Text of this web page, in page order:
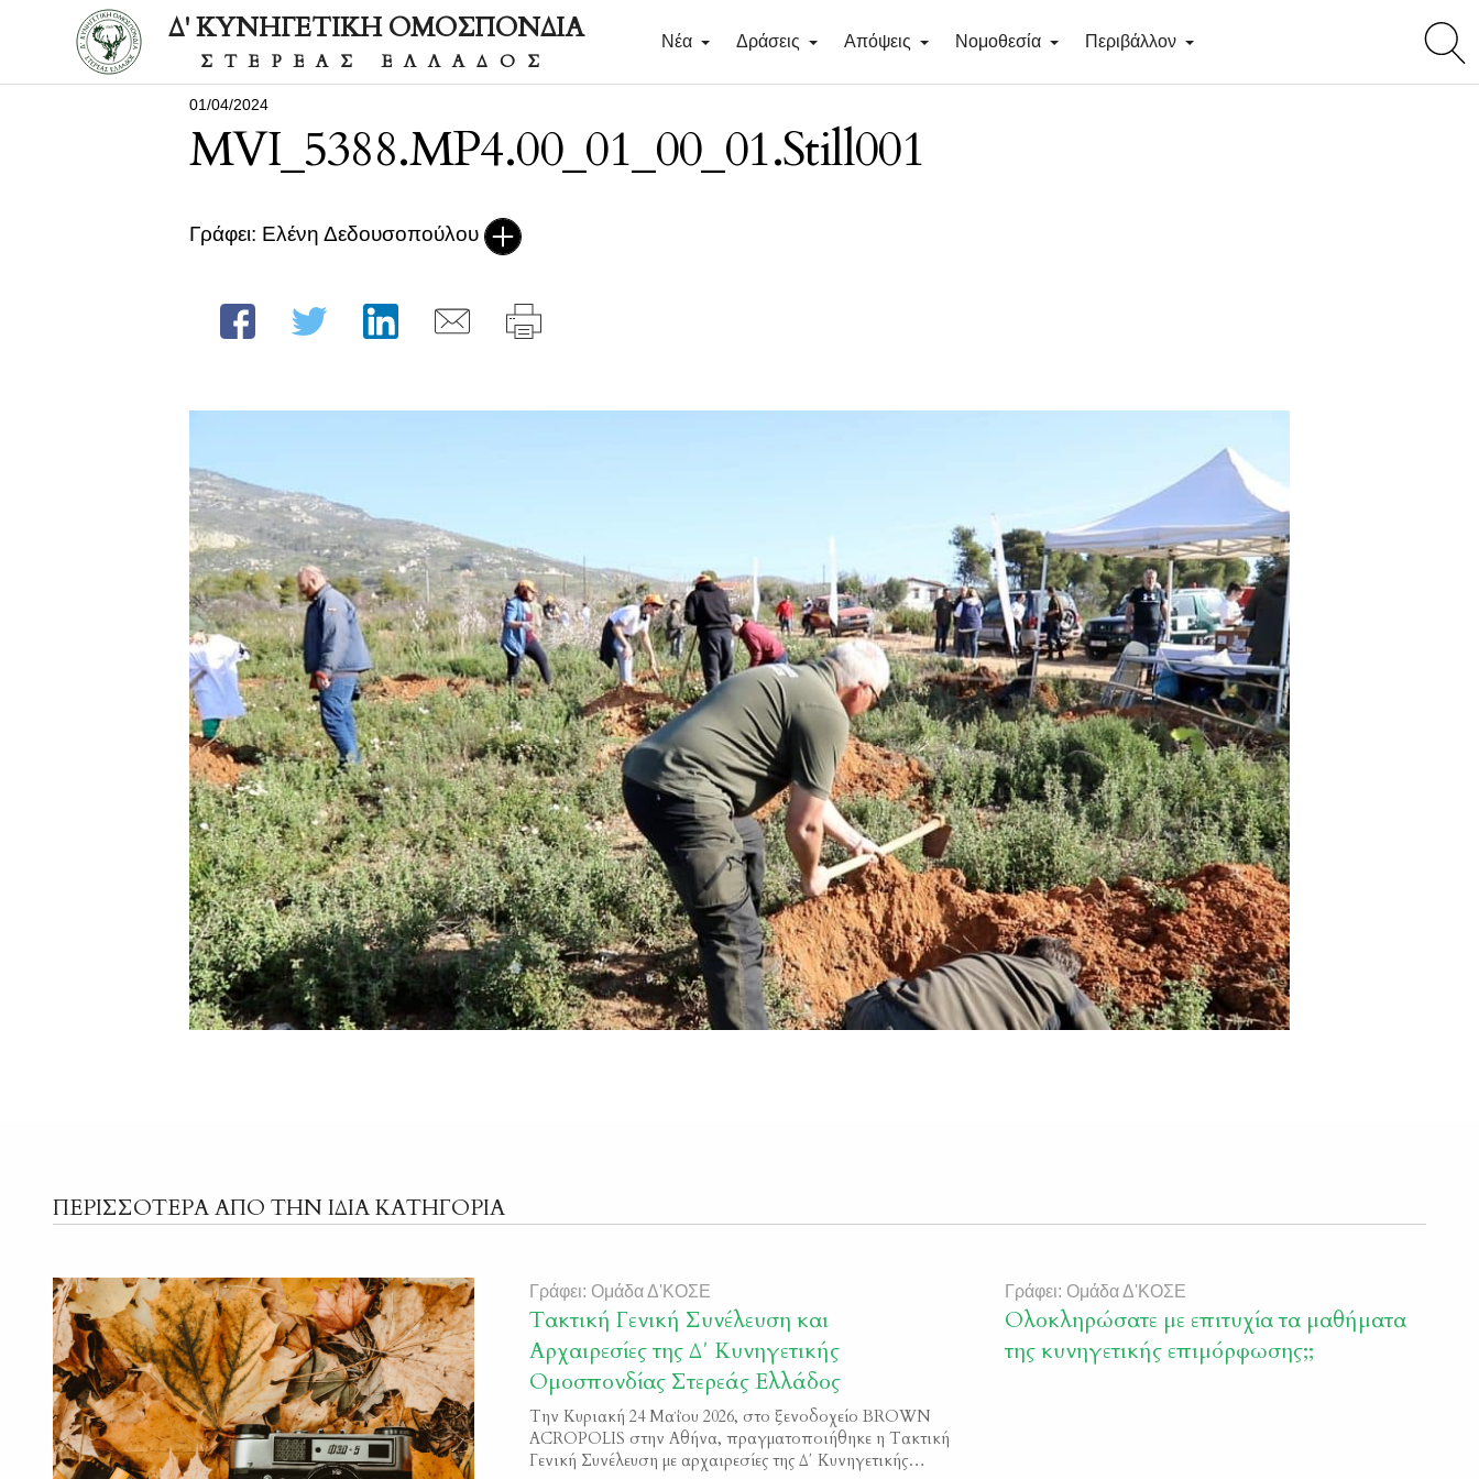
search
Δ' ΚΥΝΗΓΕΤΙΚΗ ΟΜΟΣΠΟΝΔΙΑ
ΣΤΕΡΕΑΣ ΕΛΛΑΔΟΣ
Νέα Δράσεις Απόψεις Νομοθεσία Περιβάλλον
01/04/2024
MVI_5388.MP4.00_01_00_01.Still001
Γράφει: Ελένη Δεδουσοπούλου
ΠΕΡΙΣΣΟΤΕΡΑ ΑΠΟ ΤΗΝ ΙΔΙΑ ΚΑΤΗΓΟΡΙΑ
Γράφει: Ομάδα Δ'ΚΟΣΕ
Τακτική Γενική Συνέλευση και
Αρχαιρεσίες της Δ΄ Κυνηγετικής
Ομοσπονδίας Στερεάς Ελλάδος
Την Κυριακή 24 Μαΐου 2026, στο ξενοδοχείο BROWN
ACROPOLIS στην Αθήνα, πραγματοποιήθηκε η Τακτική
Γενική Συνέλευση με αρχαιρεσίες της Δ΄ Κυνηγετικής
Γράφει: Ομάδα Δ'ΚΟΣΕ
Ολοκληρώσατε με επιτυχία τα μαθήματα
της κυνηγετικής επιμόρφωσης;;